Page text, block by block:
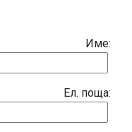
Име:
Eл. поща: